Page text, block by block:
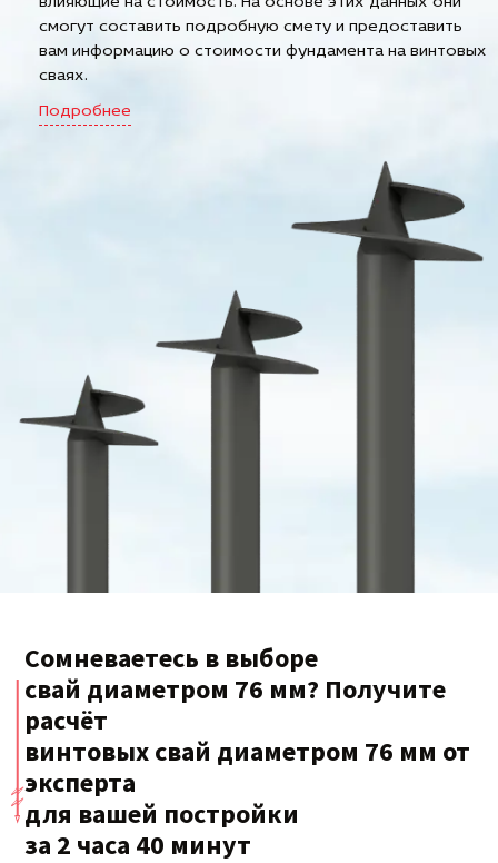
смогут составить подробную смету и предоставить
вам информацию о стоимости фундамента на винтовых
сваях.
Подробнее
Сомневаетесь в выборе
свай диаметром 76 мм? Получите
расчёт
винтовых свай диаметром 76 мм от
эксперта
для вашей постройки
за 2 часа 40 минут